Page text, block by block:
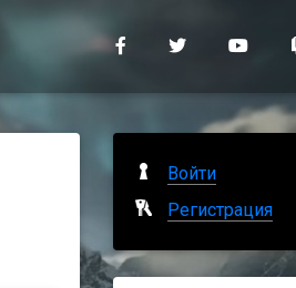
Войти
Регистрация